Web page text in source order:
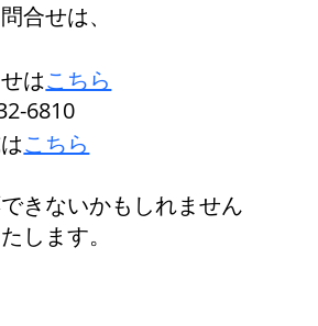
合せは、
はこちら
6810
こちら
きないかもしれません
します。